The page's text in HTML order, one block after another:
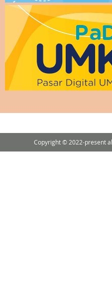
Copyright © 2022-present